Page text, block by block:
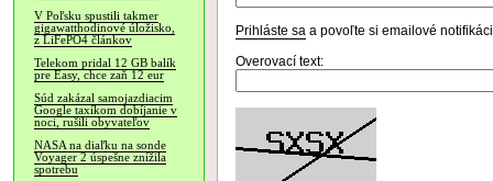
V Poľsku spustili takmer
gigawatthodinové úložisko,
z LiFePO4 článkov
Telekom pridal 12 GB balík
pre Easy, chce zaň 12 eur
Súd zakázal samojazdiacim
Google taxíkom dobíjanie v
noci, rušili obyvateľov
NASA na diaľku na sonde
Voyager 2 úspešne znížila
spotrebu
Prihláste sa a povoľte si emailové
Overovací text: